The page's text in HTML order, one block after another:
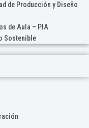
de Producción y Diseño
de Aula – PIA
Sostenible